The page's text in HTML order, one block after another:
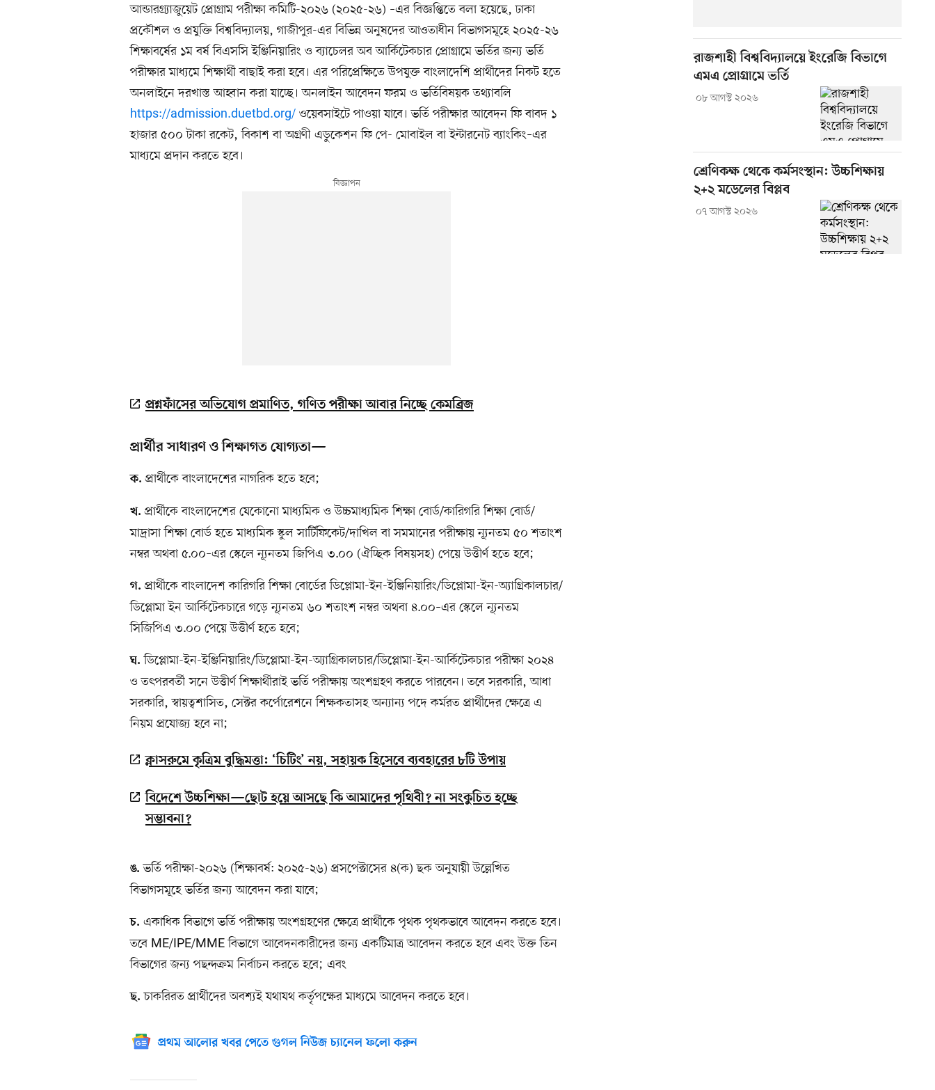
আন্ডারগ্র্যাজুয়েট প্রোগ্রাম পরীক্ষা কমিটি-২০২৬ (২০২৫-২৬) –এর বিজ্ঞপ্তিতে বলা হয়েছে, ঢাকা
প্রকৌশল ও প্রযুক্তি বিশ্ববিদ্যালয়, গাজীপুর-এর বিভিন্ন অনুষদের আওতাধীন বিভাগসমূহে ২০২৫-২৬
শিক্ষাবর্ষের ১ম বর্ষ বিএসসি ইঞ্জিনিয়ারিং ও ব্যাচেলর অব আর্কিটেকচার প্রোগ্রামে ভর্তির জন্য ভর্তি
পরীক্ষার মাধ্যমে শিক্ষার্থী বাছাই করা হবে। এর পরিপ্রেক্ষিতে উপযুক্ত বাংলাদেশি প্রার্থীদের নিকট হতে
অনলাইনে দরখাস্ত আহ্বান করা যাচ্ছে। অনলাইন আবেদন ফরম ও ভর্তিবিষয়ক তথ্যাবলি
https://admission.duetbd.org/ ওয়েবসাইটে পাওয়া যাবে। ভর্তি পরীক্ষার আবেদন ফি বাবদ ১
হাজার ৫০০ টাকা রকেট, বিকাশ বা অগ্রণী এডুকেশন ফি পে- মোবাইল বা ইন্টারনেট ব্যাংকিং–এর
মাধ্যমে প্রদান করতে হবে।
প্রশ্নফাঁসের অভিযোগ প্রমাণিত, গণিত পরীক্ষা আবার নিচ্ছে কেমব্রিজ
প্রার্থীর সাধারণ ও শিক্ষাগত যোগ্যতা—
ক. প্রার্থীকে বাংলাদেশের নাগরিক হতে হবে;
খ. প্রার্থীকে বাংলাদেশের যেকোনো মাধ্যমিক ও উচ্চমাধ্যমিক শিক্ষা বোর্ড/কারিগরি শিক্ষা বোর্ড/
মাদ্রাসা শিক্ষা বোর্ড হতে মাধ্যমিক স্কুল সার্টিফিকেট/দাখিল বা সমমানের পরীক্ষায় ন্যূনতম ৫০ শতাংশ
নম্বর অথবা ৫.০০–এর স্কেলে ন্যূনতম জিপিএ ৩.০০ (ঐচ্ছিক বিষয়সহ) পেয়ে উত্তীর্ণ হতে হবে;
গ. প্রার্থীকে বাংলাদেশ কারিগরি শিক্ষা বোর্ডের ডিপ্লোমা-ইন-ইঞ্জিনিয়ারিং/ডিপ্লোমা-ইন-অ্যাগ্রিকালচার/
ডিপ্লোমা ইন আর্কিটেকচারে গড়ে ন্যূনতম ৬০ শতাংশ নম্বর অথবা ৪.০০–এর স্কেলে ন্যূনতম
সিজিপিএ ৩.০০ পেয়ে উত্তীর্ণ হতে হবে;
ঘ. ডিপ্লোমা-ইন-ইঞ্জিনিয়ারিং/ডিপ্লোমা-ইন-অ্যাগ্রিকালচার/ডিপ্লোমা-ইন-আর্কিটেকচার পরীক্ষা ২০২৪
ও তৎপরবর্তী সনে উত্তীর্ণ শিক্ষার্থীরাই ভর্তি পরীক্ষায় অংশগ্রহণ করতে পারবেন। তবে সরকারি, আধা
সরকারি, স্বায়ত্বশাসিত, সেক্টর কর্পোরেশনে শিক্ষকতাসহ অন্যান্য পদে কর্মরত প্রার্থীদের ক্ষেত্রে এ
নিয়ম প্রযোজ্য হবে না;
ক্লাসরুমে কৃত্রিম বুদ্ধিমত্তা: ‘চিটিং’ নয়, সহায়ক হিসেবে ব্যবহারের ৮টি উপায়
বিদেশে উচ্চশিক্ষা—ছোট হয়ে আসছে কি আমাদের পৃথিবী? না সংকুচিত হচ্ছে
সম্ভাবনা?
ঙ. ভর্তি পরীক্ষা-২০২৬ (শিক্ষাবর্ষ: ২০২৫-২৬) প্রসপেক্টাসের ৪(ক) ছক অনুযায়ী উল্লেখিত
বিভাগসমূহে ভর্তির জন্য আবেদন করা যাবে;
চ. একাধিক বিভাগে ভর্তি পরীক্ষায় অংশগ্রহণের ক্ষেত্রে প্রার্থীকে পৃথক পৃথকভাবে আবেদন করতে হবে।
তবে ME/IPE/MME বিভাগে আবেদনকারীদের জন্য একটিমাত্র আবেদন করতে হবে এবং উক্ত তিন
বিভাগের জন্য পছন্দক্রম নির্বাচন করতে হবে; এবং
ছ. চাকরিরত প্রার্থীদের অবশ্যই যথাযথ কর্তৃপক্ষের মাধ্যমে আবেদন করতে হবে।
প্রথম আলোর খবর পেতে গুগল নিউজ চ্যানেল ফলো করুন
রাজশাহী বিশ্ববিদ্যালয়ে ইংরেজি বিভাগে
এমএ প্রোগ্রামে ভর্তি
০৮ আগস্ট ২০২৬
শ্রেণিকক্ষ থেকে কর্মসংস্থান: উচ্চশিক্ষায়
২+২ মডেলের বিপ্লব
০৭ আগস্ট ২০২৬